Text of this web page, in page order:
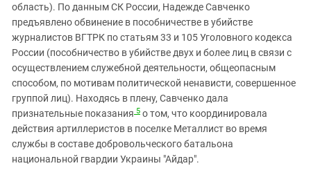
область). По данным СК России, Надежде Савченко
предъявлено обвинение в пособничестве в убийстве
журналистов ВГТРК по статьям 33 и 105 Уголовного кодекса
России (пособничество в убийстве двух и более лиц в связи с
осуществлением служебной деятельности, общеопасным
способом, по мотивам политической ненависти, совершенное
группой лиц). Находясь в плену, Савченко дала
признательные показания 5 о том, что координировала
действия артиллеристов в поселке Металлист во время
службы в составе добровольческого батальона
национальной гвардии Украины "Айдар".